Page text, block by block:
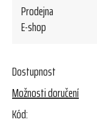
Prodejna
E-shop
Dostupnost
Možnosti doručení
Kód: